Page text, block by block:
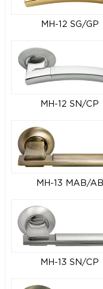
MH-12 SG/GP
MH-12 SN/CP
MH-13 MAB/AB
MH-13 SN/CP